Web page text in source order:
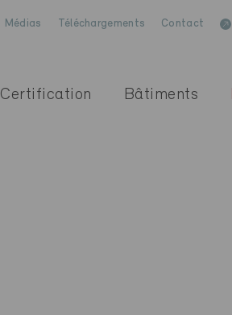
Médias Téléchargements Contact
Certification Bâtiments